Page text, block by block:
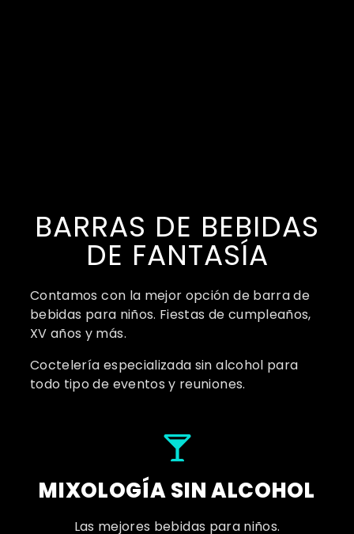
BARRAS DE BEBIDAS
DE FANTASÍA
Contamos con la mejor opción de barra de
bebidas para niños. Fiestas de cumpleaños,
XV años y más.
Coctelería especializada sin alcohol para
todo tipo de eventos y reuniones.
MIXOLOGÍA SIN ALCOHOL
Las mejores bebidas para niños.